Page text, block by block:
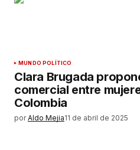
MUNDO POLÍTICO
Clara Brugada
comercial entre
Colombia
por Aldo Mejia11 de abril de 2025